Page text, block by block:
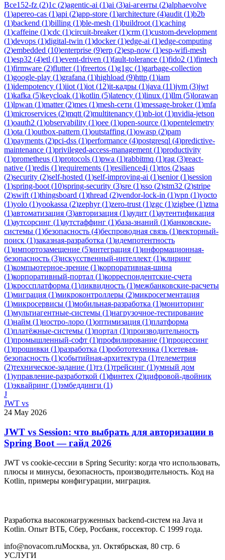
Все152-fz (2)1c (2)agentic-ai (1)ai (3)ai-агенты (2)alphaevolve
(1)apereo-cas (1)api (2)app-store (1)architecture (4)audit (1)b2b
(1)backend (1)billing (1)ble-mesh (1)buildroot (1)caching
(1)caffeine (1)cdc (1)circuit-breaker(1)crm (1)custom-development
(1)devops (1)digital-twin (1)docker(1)edge-ai (1)edge-computing
(2)embedded (10)enterprise (9)erp (2)esp-now (1)esp-wifi-mesh
(1)esp32 (4)etl (1)event-driven (1)fault-tolerance (1)fido2 (1)fintech
(1)firmware (2)flutter(1)freertos (1)g1gc (1)garbage-collection
(1)google-play (1)grafana (1)highload (9)http (1)iam
(1)idempotency (1)iiot (1)iot (12)it-кадры (1)java (11)jvm (3)jwt
(1)kafka (5)keycloak (1)kotlin (5)latency (1)linux (1)llm (5)lorawan
(1)lpwan (1)matter(2)mes (1)mesh-сети (1)message-broker(1)mfa
(1)microservices (2)mqtt (2)multitenancy (1)nb-iot (1)nvidia-jetson
(1)oauth2 (1)observability (1)oee (1)open-source (1)opentelemetry
(1)ota (1)outbox-pattern (1)outstaffing (1)owasp (2)pam
(1)payments (2)pci-dss (1)performance (4)postgresql (4)predictive-
maintenance (1)privileged-access-management (1)productivity
(1)prometheus (1)protocols (1)pwa (1)rabbitmq (1)rag (3)react-
native (1)redis (1)requirements (1)resilience4j (1)rtos (2)saas
(2)security (2)self-hosted (1)self-improving-ai (1)senior(1)session
(1)spring-boot (10)spring-security (3)sre (1)sso (2)stm32 (2)stripe
(2)swift (1)thingsboard (1)thread (2)vendor-lock-in (1)vpn (1)yocto
(1)yolo (1)yookassa (2)zephyr(1)zero-trust (1)zgc (1)zigbee (1)ztna
(1)автоматизация (3)авторизация (1)аудит (1)аутентификация
(1)аутсорсинг (1)аутстаффинг (1)база-знаний (1)банковские-
системы (1)безопасность (4)беспроводная связь (1)векторный-
поиск (1)заказная-разработка (1)идемпотентность
(1)импортозамещение (5)интеграция (1)информационная-
безопасность (3)искусственный-интеллект (1)клиринг
(1)компьютерное-зрение (1)корпоративная-шина
(1)корпоративный-портал (1)корреспондентские-счета
(1)кроссплатформа (1)ликвидность (1)межбанковские-расчеты
(1)миграция (1)микроконтроллеры (2)микросегментация
(1)микросервисы (1)мобильная-разработка (1)мониторинг
(1)мультиагентные-системы (1)нагрузочное-тестирование
(1)найм (1)ностро-лоро (1)оптимизация (1)платформа
(1)платёжные-системы (1)портал (1)производительность
(1)промышленный-софт (1)профилирование (1)процессинг
(1)прошивки (1)разработка (1)робототехника (1)сетевая-
безопасность (1)событийная-архитектура (1)телеметрия
(2)техническое-задание (1)тз (1)трейсинг (1)умный дом
(1)управление-разработкой (1)финтех (2)цифровой-двойник
(1)эквайринг (1)эмбеддинги (1)
J
JWT vs
24 May 2026
JWT vs Session: что выбрать для авторизации в
Spring Boot — гайд 2026
JWT vs cookie-сессии в Spring Security: когда что использовать,
плюсы и минусы, безопасность, производительность. Код на
Kotlin, примеры конфигурации, миграция.
Разработка высоконагруженных backend-систем на Java и
Kotlin. Опыт ВТБ, Сбер, Росбанк, госсектор. С 1999 года.
info@novacom.ruМосква, ул. Октябрьская, 80 стр. 6
УСЛУГИ